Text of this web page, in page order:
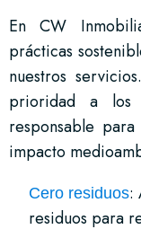
En CW
prácticas
nuestros
prioridad a los
responsable
impacto
Cero residuos:
residuos para